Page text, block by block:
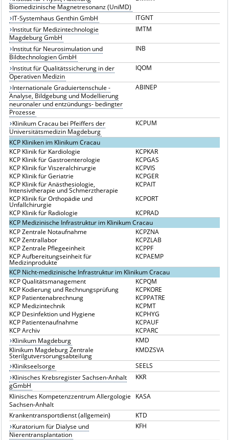
Biomedizinische Magnetresonanz (UniMD)
IT-Systemhaus Genthin GmbH
ITGNT
Institut für Medizintechnologie
Magdeburg GmbH
IMTM
Institut für Neurosimulation und
Bildtechnologien GmbH
INB
Institut für Qualitätssicherung in der
Operativen Medizin
IQOM
Internationale Graduiertenschule -
Analyse, Bildgebung und Modellierung
neuronaler und entzündungs- bedingter
Prozesse
ABINEP
Klinikum Cracau bei Pfeiffers der
Universitätsmedizin Magdeburg
KCPUM
KCP Kliniken im Klinikum Cracau
KCP Klinik für Kardiologie
KCPKAR
KCP Klinik für Gastroenterologie
KCPGAS
KCP Klinik für Viszeralchirurgie
KCPVIS
KCP Klinik für Geriatrie
KCPGER
KCP Klinik für Anästhesiologie,
Intensivtherapie und Schmerztherapie
KCPAIT
KCP Klinik für Orthopädie und
Unfallchirurgie
KCPORT
KCP Klinik für Radiologie
KCPRAD
KCP Medizinische Infrastruktur im Klinikum Cracau
KCP Zentrale Notaufnahme
KCPZNA
KCP Zentrallabor
KCPZLAB
KCP Zentrale Pflegeeinheit
KCPPF
KCP Aufbereitungseinheit für
Medizinprodukte
KCPAEMP
KCP Nicht-medizinische Infrastruktur im Klinikum Cracau
KCP Qualitätsmanagement
KCPQM
KCP Kodierung und Rechnungsprüfung
KCPKORE
KCP Patientenabrechnung
KCPPATRE
KCP Medizintechnik
KCPMT
KCP Desinfektion und Hygiene
KCPHYG
KCP Patientenaufnahme
KCPAUF
KCP Archiv
KCPARC
Klinikum Magdeburg
KMD
Klinikum Magdeburg Zentrale
Sterilgutversorungsabteilung
KMDZSVA
Klinikseelsorge
SEELS
Klinisches Krebsregister Sachsen-Anhalt
gGmbH
KKR
Klinisches Kompetenzzentrum Allergologie
Sachsen-Anhalt
KASA
Krankentransportdienst (allgemein)
KTD
Kuratorium für Dialyse und
Nierentransplantation
KFH